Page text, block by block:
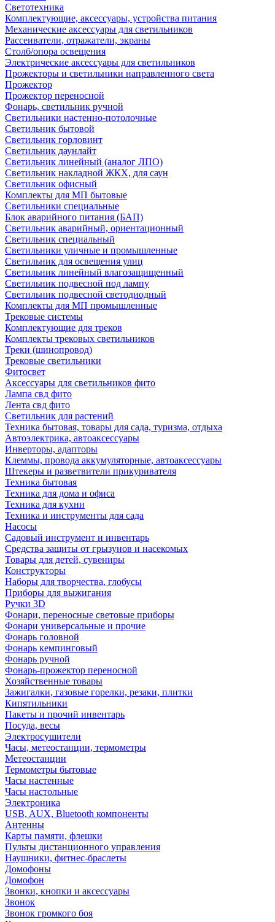
Светотехника
Комплектующие, аксессуары, устройства питания
Механические аксессуары для светильников
Рассеиватели, отражатели, экраны
Столб/опора освещения
Электрические аксессуары для светильников
Прожекторы и светильники направленного света
Прожектор
Прожектор переносной
Фонарь, светильник ручной
Светильники настенно-потолочные
Светильник бытовой
Светильник горловинт
Светильник даунлайт
Светильник линейный (аналог ЛПО)
Светильник накладной ЖКХ, для саун
Светильник офисный
Комплекты для МП бытовые
Светильники специальные
Блок аварийного питания (БАП)
Светильник аварийный, ориентационный
Светильник специальный
Светильники уличные и промышленные
Светильник для освещения улиц
Светильник линейный влагозащищенный
Светильник подвесной под лампу
Светильник подвесной светодиодный
Комплекты для МП промышленные
Трековые системы
Комплектующие для треков
Комплекты трековых светильников
Треки (шинопровод)
Трековые светильники
Фитосвет
Аксессуары для светильников фито
Лампа свд фито
Лента свд фито
Светильник для растений
Техника бытовая, товары для сада, туризма, отдыха
Автоэлектрика, автоаксессуары
Инверторы, адапторы
Клеммы, провода аккумуляторные, автоаксессуары
Штекеры и разветвители прикуривателя
Техника бытовая
Техника для дома и офиса
Техника для кухни
Техника и инструменты для сада
Насосы
Садовый инструмент и инвентарь
Средства защиты от грызунов и насекомых
Товары для детей, сувениры
Конструкторы
Наборы для творчества, глобусы
Приборы для выжигания
Ручки 3D
Фонари, переносные световые приборы
Фонари универсальные и прочие
Фонарь головной
Фонарь кемпинговый
Фонарь ручной
Фонарь-прожектор переносной
Хозяйственные товары
Зажигалки, газовые горелки, резаки, плитки
Кипятильники
Пакеты и прочий инвентарь
Посуда, весы
Электросушители
Часы, метеостанции, термометры
Метеостанции
Термометры бытовые
Часы настенные
Часы настольные
Электроника
USB, AUX, Bluetooth компоненты
Антенны
Карты памяти, флешки
Пульты дистанционного управления
Наушники, фитнес-браслеты
Домофоны
Домофон
Звонки, кнопки и аксессуары
Звонок
Звонок громкого боя